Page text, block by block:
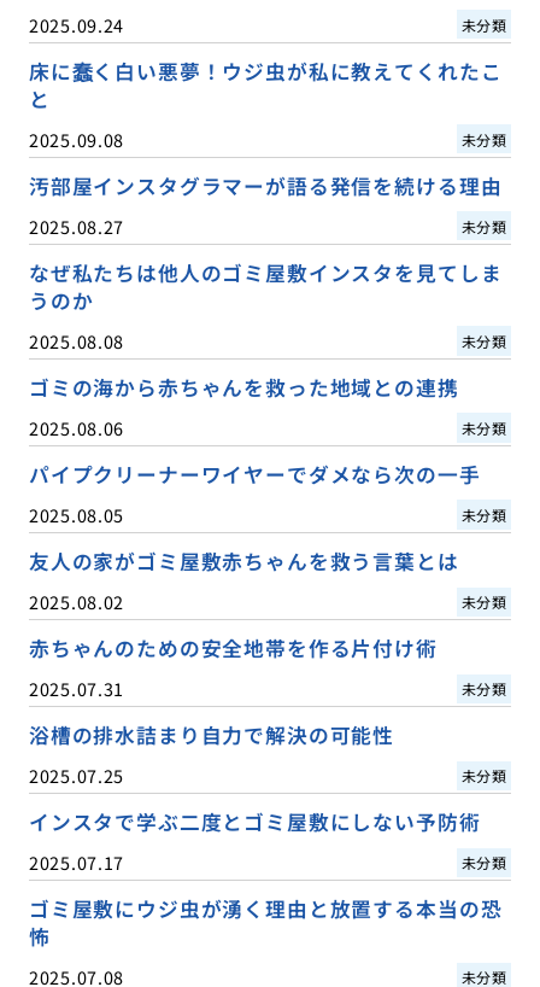
2025.09.24 未分類
床に蠢く白い悪夢！ウジ虫が私に教えてくれたこ
と
2025.09.08 未分類
汚部屋インスタグラマーが語る発信を続ける理由
2025.08.27 未分類
なぜ私たちは他人のゴミ屋敷インスタを見てしま
うのか
2025.08.08 未分類
ゴミの海から赤ちゃんを救った地域との連携
2025.08.06 未分類
パイプクリーナーワイヤーでダメなら次の一手
2025.08.05 未分類
友人の家がゴミ屋敷赤ちゃんを救う言葉とは
2025.08.02 未分類
赤ちゃんのための安全地帯を作る片付け術
2025.07.31 未分類
浴槽の排水詰まり自力で解決の可能性
2025.07.25 未分類
インスタで学ぶ二度とゴミ屋敷にしない予防術
2025.07.17 未分類
ゴミ屋敷にウジ虫が湧く理由と放置する本当の恐
怖
2025.07.08 未分類